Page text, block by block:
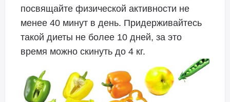
посвящайте физической активности не
менее 40 минут в день. Придерживайтесь
такой диеты не более 10 дней, за это
время можно скинуть до 4 кг.